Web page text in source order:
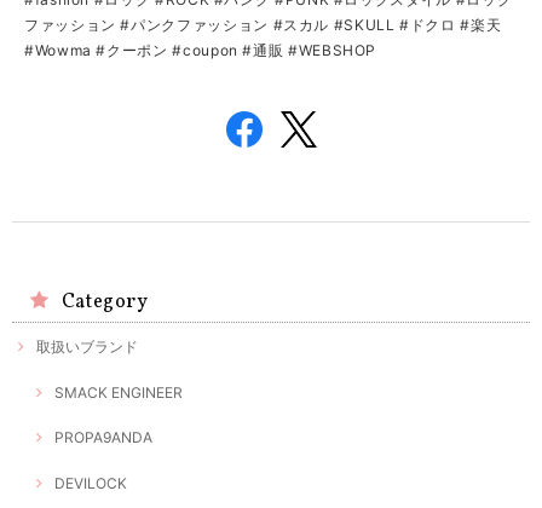
ファッション #パンクファッション #スカル #SKULL #ドクロ #楽天
#Wowma #クーポン #coupon #通販 #WEBSHOP
Category
取扱いブランド
SMACK ENGINEER
PROPA9ANDA
DEVILOCK